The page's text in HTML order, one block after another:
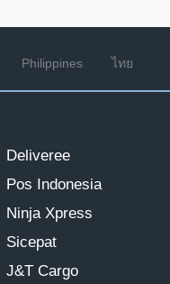
Philippines ไทย
Deliveree
Pos Indonesia
Ninja Xpress
Sicepat
J&T Cargo